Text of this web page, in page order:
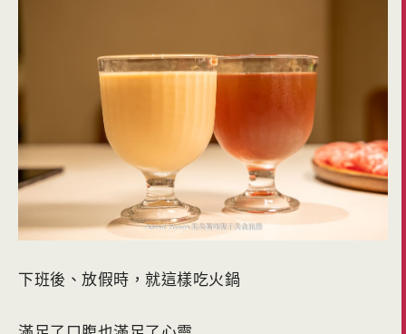
下班後、放假時，就這樣吃火鍋